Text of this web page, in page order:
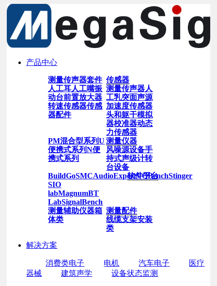
产品中心
传感器
测量传声器套件
人工耳人工嘴振
动台前置放大器
转速传感器传感
器配件
测量传声器人
工乳突面声源
加速度传感器
头和躯干模拟
器校准器动态
力传感器
测量仪器
PM混合型系列U
便携式系列N便
携式系列
风噪源设备手
持式声级计转
台设备
软件平台
BuildGoSMCAudioExpertVQBenchStinger
SIO
labMagnumBT
LabSignalBench
测量配件
测量辅助仪器箱
体类
线缆支架安装
类
解决方案
消费类电子 电机 汽车电子
医疗
器械
建筑声学 设备状态监测